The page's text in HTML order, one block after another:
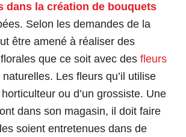
dans la création de bouquets
Selon les demandes de la
être amené à réaliser des
que ce soit avec des fleurs
Les fleurs qu’il utilise
ou d’un grossiste. Une
dans son magasin, il doit faire
soient entretenues dans de